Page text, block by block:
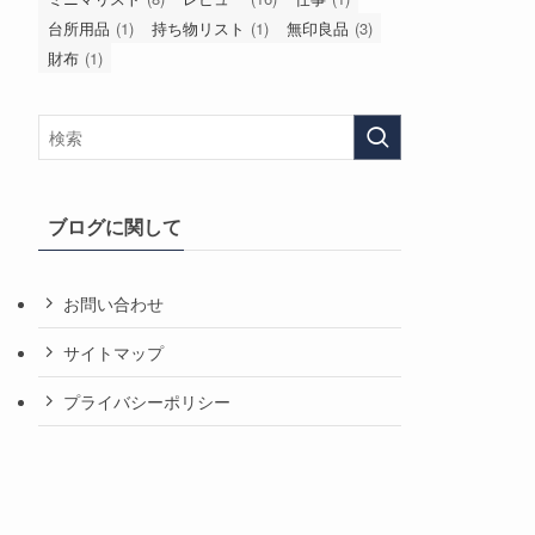
台所用品 (1) 持ち物リスト (1) 無印良品 (3)
財布 (1)
ブログに関して
お問い合わせ
サイトマップ
プライバシーポリシー